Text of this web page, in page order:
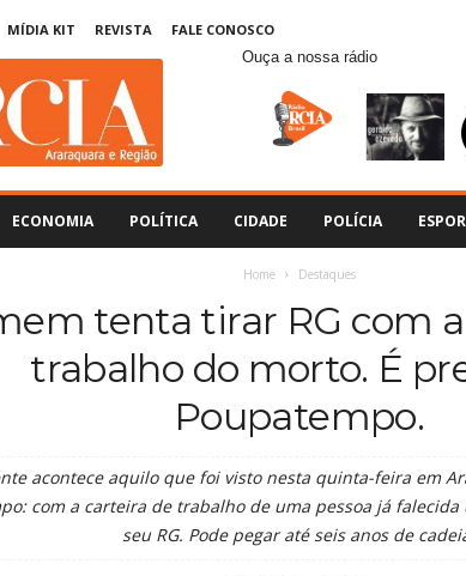
MÍDIA KIT REVISTA
FALE CONOSCO
Ouça a nossa rádio
ECONOMIA POLÍTICA CIDADE POLÍCIA
Home Destaques
tenta tirar RG com
trabalho do morto. É
Poupatempo.
acontece aquilo que foi visto nesta quinta-feira em
com a carteira de trabalho de uma pessoa já
seu RG. Pode pegar até seis anos de